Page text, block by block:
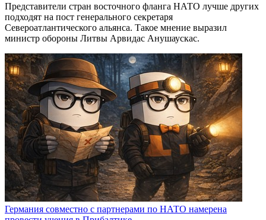
Представители стран восточного фланга НАТО лучше других
подходят на пост генерального секретаря
Североатлантического альянса. Такое мнение выразил
министр обороны Литвы Арвидас Анушаускас.
Германия совместно с партнерами по НАТО намерена